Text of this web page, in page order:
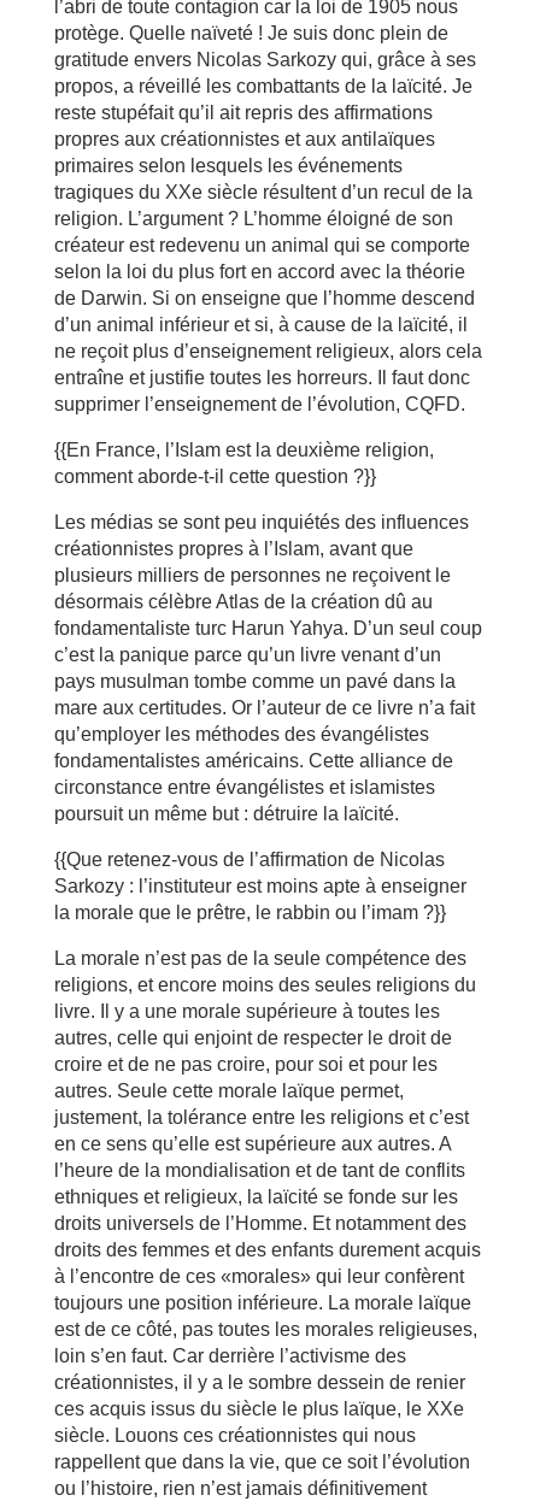
l’abri de toute contagion car la loi de 1905 nous
protège. Quelle naïveté ! Je suis donc plein de
gratitude envers Nicolas Sarkozy qui, grâce à ses
propos, a réveillé les combattants de la laïcité. Je
reste stupéfait qu’il ait repris des affirmations
propres aux créationnistes et aux antilaïques
primaires selon lesquels les événements
tragiques du XXe siècle résultent d’un recul de la
religion. L’argument ? L’homme éloigné de son
créateur est redevenu un animal qui se comporte
selon la loi du plus fort en accord avec la théorie
de Darwin. Si on enseigne que l’homme descend
d’un animal inférieur et si, à cause de la laïcité, il
ne reçoit plus d’enseignement religieux, alors cela
entraîne et justifie toutes les horreurs. Il faut donc
supprimer l’enseignement de l’évolution, CQFD.
{{En France, l’Islam est la deuxième religion,
comment aborde-t-il cette question ?}}
Les médias se sont peu inquiétés des influences
créationnistes propres à l’Islam, avant que
plusieurs milliers de personnes ne reçoivent le
désormais célèbre Atlas de la création dû au
fondamentaliste turc Harun Yahya. D’un seul coup
c’est la panique parce qu’un livre venant d’un
pays musulman tombe comme un pavé dans la
mare aux certitudes. Or l’auteur de ce livre n’a fait
qu’employer les méthodes des évangélistes
fondamentalistes américains. Cette alliance de
circonstance entre évangélistes et islamistes
poursuit un même but : détruire la laïcité.
{{Que retenez-vous de l’affirmation de Nicolas
Sarkozy : l’instituteur est moins apte à enseigner
la morale que le prêtre, le rabbin ou l’imam ?}}
La morale n’est pas de la seule compétence des
religions, et encore moins des seules religions du
livre. Il y a une morale supérieure à toutes les
autres, celle qui enjoint de respecter le droit de
croire et de ne pas croire, pour soi et pour les
autres. Seule cette morale laïque permet,
justement, la tolérance entre les religions et c’est
en ce sens qu’elle est supérieure aux autres. A
l’heure de la mondialisation et de tant de conflits
ethniques et religieux, la laïcité se fonde sur les
droits universels de l’Homme. Et notamment des
droits des femmes et des enfants durement acquis
à l’encontre de ces «morales» qui leur confèrent
toujours une position inférieure. La morale laïque
est de ce côté, pas toutes les morales religieuses,
loin s’en faut. Car derrière l’activisme des
créationnistes, il y a le sombre dessein de renier
ces acquis issus du siècle le plus laïque, le XXe
siècle. Louons ces créationnistes qui nous
rappellent que dans la vie, que ce soit l’évolution
ou l’histoire, rien n’est jamais définitivement